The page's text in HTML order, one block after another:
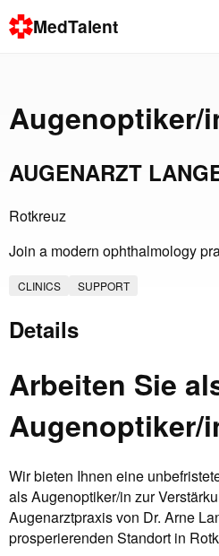
MedTalent
Augenoptiker/
AUGENARZT
Rotkreuz
Join a modern ophthalmology
CLINICS SUPPORT
Details
Arbeiten Sie
Augenoptiker/
Wir bieten Ihnen eine
als Augenoptiker/in zur
Augenarztpraxis von Dr. Arne
prosperierenden Standort in